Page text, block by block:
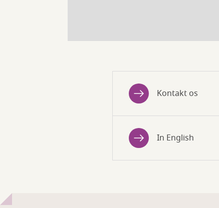
Kontakt os
In English